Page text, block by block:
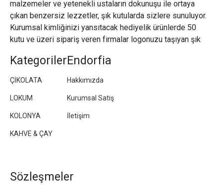
malzemeler ve yetenekli ustaların dokunuşu ile ortaya
çıkan benzersiz lezzetler, şık kutularda sizlere sunuluyor.
Kurumsal kimliğinizi yansıtacak hediyelik ürünlerde 50
kutu ve üzeri sipariş veren firmalar logonuzu taşıyan şık
Kategoriler
ÇİKOLATA
LOKUM
KOLONYA
KAHVE & ÇAY
Endorfia
Hakkımızda
Kurumsal Satış
İletişim
Sözleşmeler